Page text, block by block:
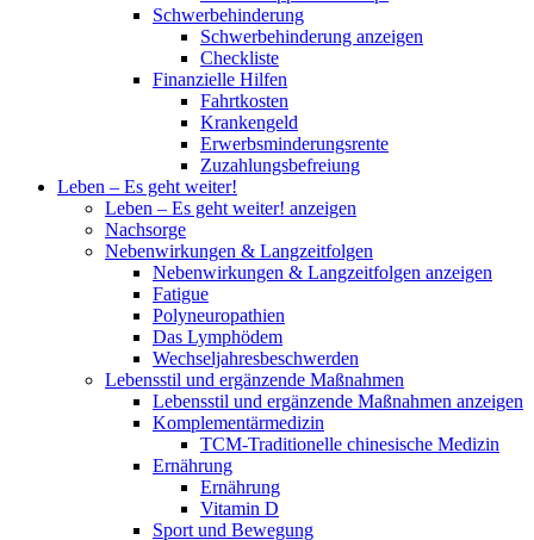
Schwerbehinderung
Schwerbehinderung anzeigen
Checkliste
Finanzielle Hilfen
Fahrtkosten
Krankengeld
Erwerbsminderungsrente
Zuzahlungsbefreiung
Leben – Es geht weiter!
Leben – Es geht weiter! anzeigen
Nachsorge
Nebenwirkungen & Langzeitfolgen
Nebenwirkungen & Langzeitfolgen anzeigen
Fatigue
Polyneuropathien
Das Lymphödem
Wechseljahresbeschwerden
Lebensstil und ergänzende Maßnahmen
Lebensstil und ergänzende Maßnahmen anzeigen
Komplementärmedizin
TCM-Traditionelle chinesische Medizin
Ernährung
Ernährung
Vitamin D
Sport und Bewegung